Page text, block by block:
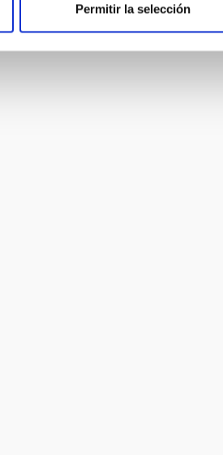
Permitir la selección